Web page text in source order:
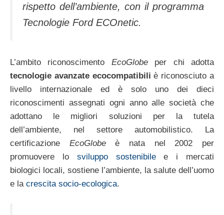
rispetto dell’ambiente, con il programma
Tecnologie Ford ECOnetic.
L’ambito riconoscimento EcoGlobeper chi adotta
tecnologie avanzate ecocompatibili è riconosciuto a
livello internazionale ed è solo uno dei dieci
riconoscimenti assegnati ogni anno alle società che
adottano le migliori soluzioni per la tutela
dell’ambiente, nel settore automobilistico. La
certificazione EcoGlobeè nata nel 2002 per
promuovere lo sviluppo sostenibilee i mercati
biologici locali, sostiene l’ambiente, la salute dell’uomo
e la crescita socio-ecologica.